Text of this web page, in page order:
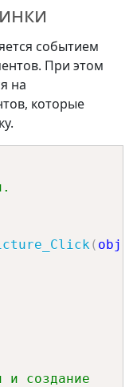
событием
При этом
на
которые
(
и создание